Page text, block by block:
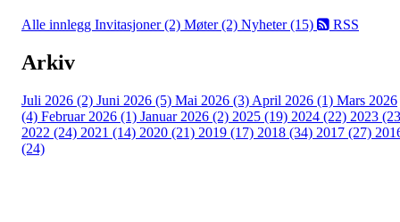
Alle innlegg Invitasjoner (2) Møter (2) Nyheter (15) RSS
Arkiv
Juli 2026 (2) Juni 2026 (5) Mai 2026 (3) April 2026 (1) Mars 2026
(4) Februar 2026 (1) Januar 2026 (2) 2025 (19) 2024 (22) 2023
2022 (24) 2021 (14) 2020 (21) 2019 (17) 2018 (34) 2017 (27)
(24)